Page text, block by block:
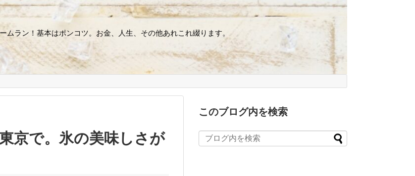
ラン！基本はポンコツ。お金、人生、その他あれこれ綴ります。
京で。氷の美味しさが
このブログ内を検索